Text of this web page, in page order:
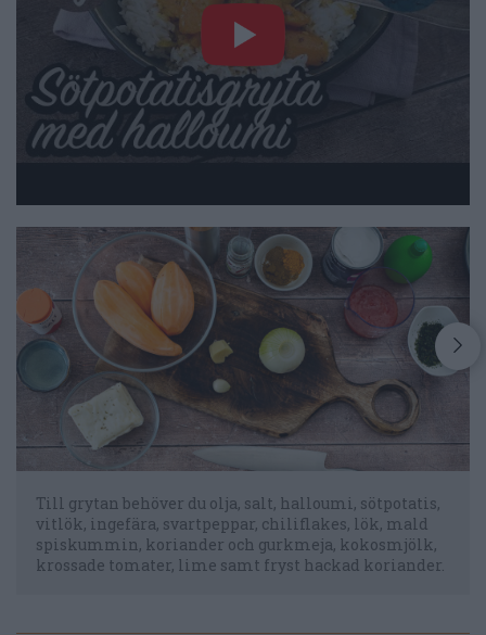
Till grytan behöver du olja, salt, halloumi, sötpotatis,
vitlök, ingefära, svartpeppar, chiliflakes, lök, mald
spiskummin, koriander och gurkmeja, kokosmjölk,
krossade tomater, lime samt fryst hackad koriander.